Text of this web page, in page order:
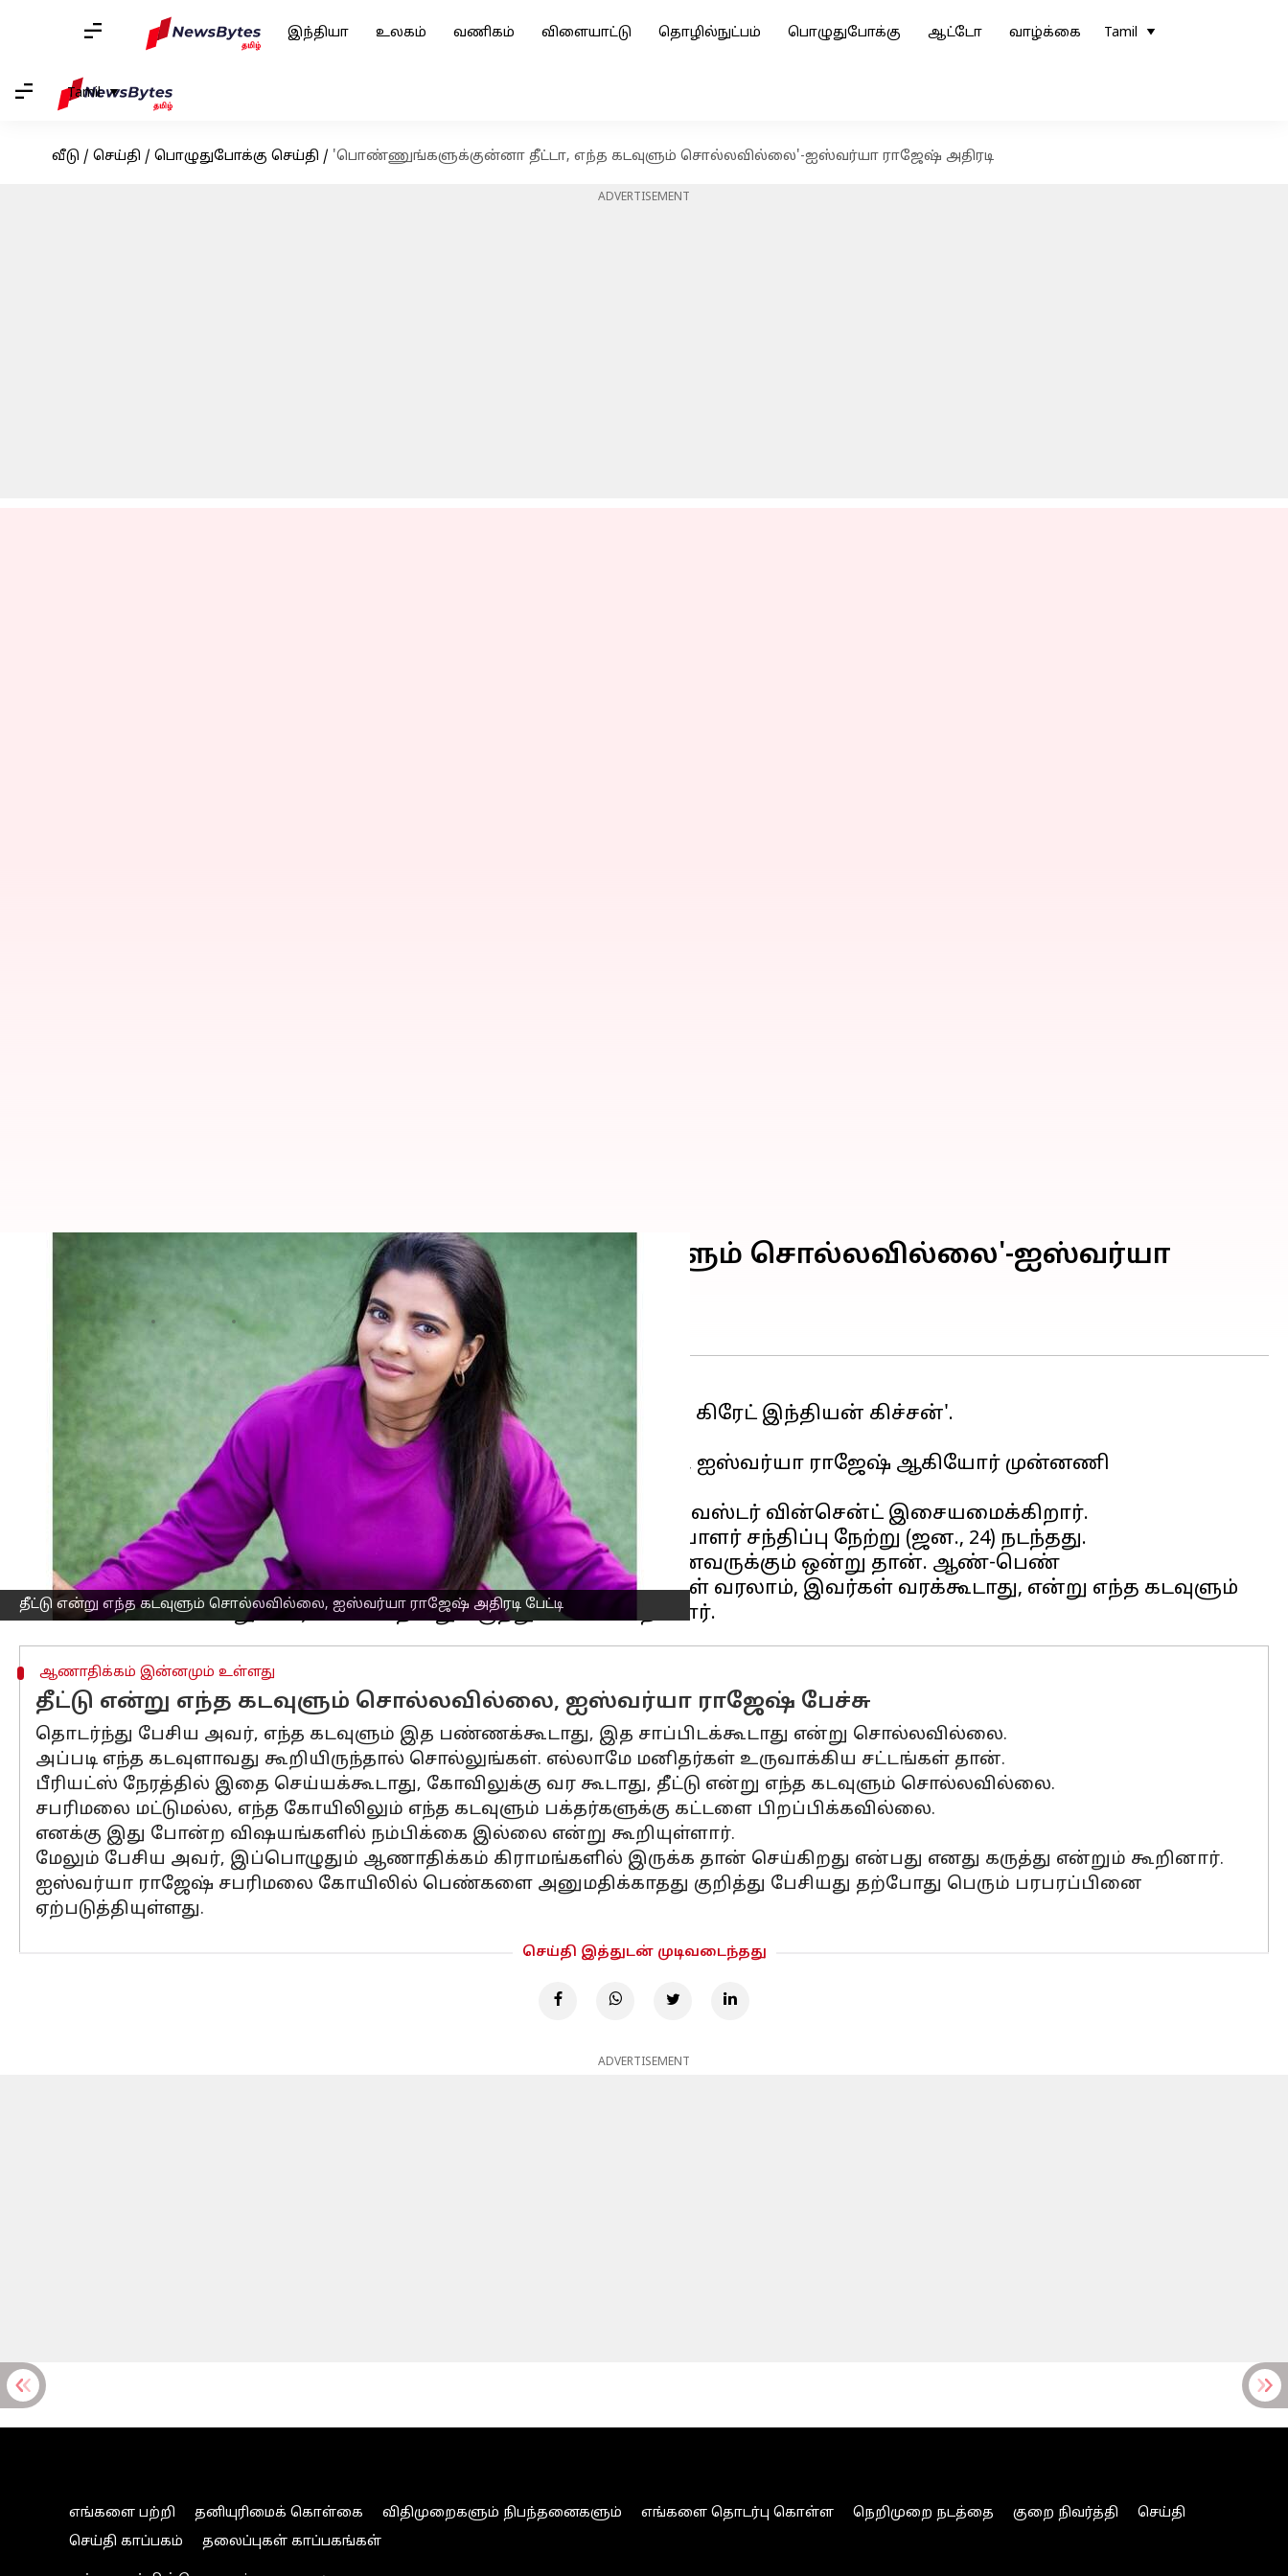
இந்தியா உலகம் வணிகம் விளையாட்டு தொழில்நுட்பம் பொழுதுபோக்கு ஆட்டோ வாழ்க்கை Tamil
Tamil
வீடு / செய்தி / பொழுதுபோக்கு செய்தி / 'பொண்ணுங்களுக்குன்னா தீட்டா, எந்த கடவுளும் சொல்லவில்லை'-ஐஸ்வர்யா ராஜேஷ் அதிரடி
ADVERTISEMENT
தீட்டு என்று எந்த கடவுளும் சொல்லவில்லை, ஐஸ்வர்யா ராஜேஷ் அதிரடி பேட்டி
'பொண்ணுங்களுக்குன்னா தீட்டா, எந்த கடவுளும் சொல்லவில்லை'-ஐஸ்வர்யா
ராஜேஷ் அதிரடி
Nivetha P 02:42 pm
செய்தி முன்னோட்டம்
மலையாளத்தில் வெளியாகி மாபெரும் வெற்றிபெற்ற படம் தான் 'தி கிரேட் இந்தியன் கிச்சன்'.
இப்படம் தற்போது தமிழில் ரீமேக் செய்யப்படுகிறது.
இயக்குனர் ஆர்.கண்ணன் இயக்கும் இப்படத்தில் ராகுல் ரவீந்திரன், ஐஸ்வர்யா ராஜேஷ் ஆகியோர் முன்னணி
காதாபாத்திரங்களில் நடிக்கிறார்கள்.
பாலசுப்ரமணியம் ஒளிப்பதிவு செய்யும் இப்படத்திற்கு ஜெர்ரி சில்வெஸ்டர் வின்சென்ட் இசையமைக்கிறார்.
இந்நிலையில் 'தி கிரேட் இந்தியன் கிச்சன்' படத்தின் பத்திரிக்கையாளர் சந்திப்பு நேற்று (ஜன., 24) நடந்தது.
அப்போது பத்திரிக்கையாளரிடம் ஐஸ்வர்யா ராஜேஷ், 'கடவுள் அனைவருக்கும் ஒன்று தான். ஆண்-பெண்
வித்தியாசமெல்லாம் கடவுளுக்கு இல்லை. என் கோயிலுக்கு இவர்கள் வரலாம், இவர்கள் வரக்கூடாது, என்று எந்த கடவுளும்
ஆணாதிக்கம் இன்னமும் உள்ளது
தீட்டு என்று எந்த கடவுளும் சொல்லவில்லை, ஐஸ்வர்யா ராஜேஷ் பேச்சு
தொடர்ந்து பேசிய அவர், எந்த கடவுளும் இத பண்ணக்கூடாது, இத சாப்பிடக்கூடாது என்று சொல்லவில்லை.
அப்படி எந்த கடவுளாவது கூறியிருந்தால் சொல்லுங்கள். எல்லாமே மனிதர்கள் உருவாக்கிய சட்டங்கள் தான்.
பீரியட்ஸ் நேரத்தில் இதை செய்யக்கூடாது, கோவிலுக்கு வர கூடாது, தீட்டு என்று எந்த கடவுளும் சொல்லவில்லை.
சபரிமலை மட்டுமல்ல, எந்த கோயிலிலும் எந்த கடவுளும் பக்தர்களுக்கு கட்டளை பிறப்பிக்கவில்லை.
எனக்கு இது போன்ற விஷயங்களில் நம்பிக்கை இல்லை என்று கூறியுள்ளார்.
மேலும் பேசிய அவர், இப்பொழுதும் ஆணாதிக்கம் கிராமங்களில் இருக்க தான் செய்கிறது என்பது எனது கருத்து என்றும் கூறினார்.
ஐஸ்வர்யா ராஜேஷ் சபரிமலை கோயிலில் பெண்களை அனுமதிக்காதது குறித்து பேசியது தற்போது பெரும் பரபரப்பினை
ஏற்படுத்தியுள்ளது.
செய்தி இத்துடன் முடிவடைந்தது
ADVERTISEMENT
எங்களை பற்றி தனியுரிமைக் கொள்கை விதிமுறைகளும் நிபந்தனைகளும் எங்களை தொடர்பு கொள்ள நெறிமுறை நடத்தை குறை நிவர்த்தி
செய்தி
செய்தி காப்பகம்
தலைப்புகள் காப்பகங்கள்